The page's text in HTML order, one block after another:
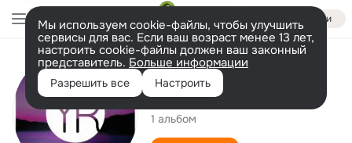
Войти
Мы используем cookie-файлы, чтобы улучшить
сервисы для вас. Если ваш возраст менее 13 лет,
настроить cookie-файлы должен ваш законный
представитель. Больше информации
Разрешить все Настроить
Исполнитель
DJ Scott Anderson
1 альбом